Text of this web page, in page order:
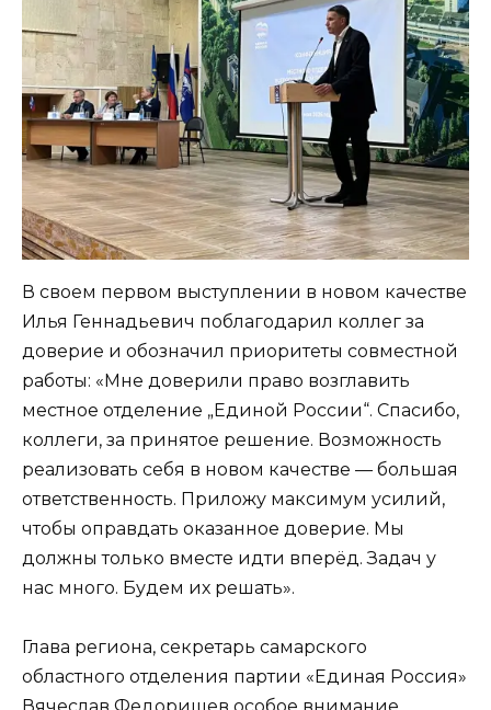
В своем первом выступлении в новом качестве
Илья Геннадьевич поблагодарил коллег за
доверие и обозначил приоритеты совместной
работы: «Мне доверили право возглавить
местное отделение „Единой России“. Спасибо,
коллеги, за принятое решение. Возможность
реализовать себя в новом качестве — большая
ответственность. Приложу максимум усилий,
чтобы оправдать оказанное доверие. Мы
должны только вместе идти вперёд. Задач у
нас много. Будем их решать».
Глава региона, секретарь самарского
областного отделения партии «Единая Россия»